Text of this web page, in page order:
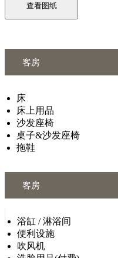
查看图纸
客房
床
床上用品
沙发座椅
桌子&沙发座椅
拖鞋
客房
浴缸 / 淋浴间
便利设施
吹风机